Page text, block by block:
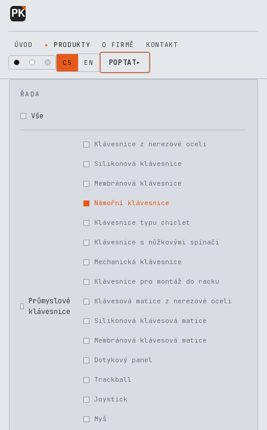
Přejít na obsah
ÚVOD PRODUKTY O FIRMĚ KONTAKT
CS EN POPTAT
ŘADA
Vše
Průmyslové
klávesnice
Klávesnice z nerezové oceli
Silikonová klávesnice
Membránová klávesnice
Námořní klávesnice
Klávesnice typu chiclet
Klávesnice s nůžkovými spínači
Mechanická klávesnice
Klávesnice pro montáž do racku
Klávesová matice z nerezové oceli
Silikonová klávesová matice
Membránová klávesová matice
Dotykový panel
Trackball
Joystick
Myš